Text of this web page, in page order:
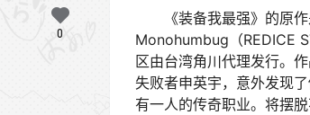
《装备我最强》的原作
Monohumbug（REDICE
区由台湾角川代理发行。
失败者申英宇，意外发现
有一人的传奇职业。将摆
0